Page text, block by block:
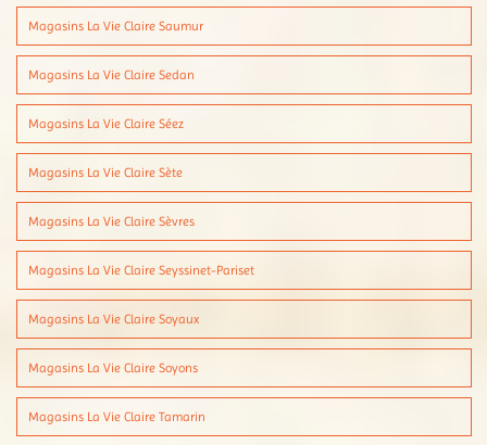
Magasins La Vie Claire Saumur
Magasins La Vie Claire Sedan
Magasins La Vie Claire Séez
Magasins La Vie Claire Sète
Magasins La Vie Claire Sèvres
Magasins La Vie Claire Seyssinet-Pariset
Magasins La Vie Claire Soyaux
Magasins La Vie Claire Soyons
Magasins La Vie Claire Tamarin